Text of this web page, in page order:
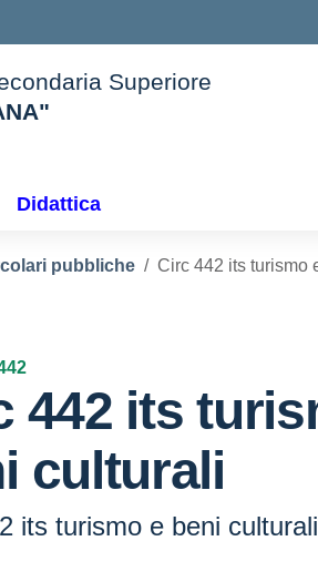
Superiore
Didattica
pubbliche Circ 442 its turismo
442 its
culturali
its turismo e beni culturali